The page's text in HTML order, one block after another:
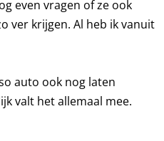
even vragen of ze ook
ver krijgen. Al heb ik vanuit
auto ook nog laten
valt het allemaal mee.